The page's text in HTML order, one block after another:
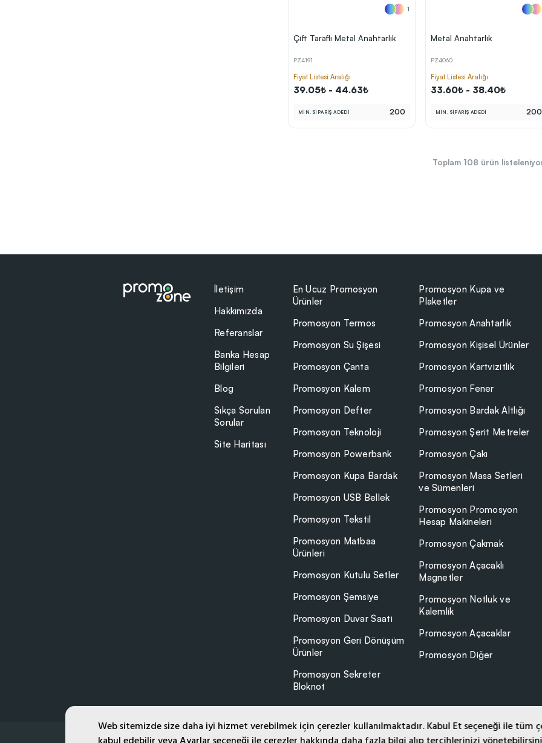
Web sitemizde size daha iyi hizmet verebilmek için çerezler kullanılmaktadır. Kabul Et seçeneği ile tüm
1
Çift Taraflı Metal Anahtarlık
PZ4191
Fiyat Listesi Aralığı
39.05₺ - 44.63₺
MİN. SİPARİŞ ADEDİ 200
Metal Anahtarlık
PZ4060
Fiyat Listesi Aralığı
33.60₺ - 38.40₺
MİN. SİPARİŞ ADEDİ 200
Toplam 108 ürün
İletişim
Hakkımızda
Referanslar
Banka Hesap
Bilgileri
Blog
Sıkça Sorulan
Sorular
Site Haritası
En Ucuz Promosyon
Ürünler
Promosyon Termos
Promosyon Su Şişesi
Promosyon Çanta
Promosyon Kalem
Promosyon Defter
Promosyon Teknoloji
Promosyon Powerbank
Promosyon Kupa Bardak
Promosyon USB Bellek
Promosyon Tekstil
Promosyon Matbaa
Ürünleri
Promosyon Kutulu Setler
Promosyon Şemsiye
Promosyon Duvar Saati
Promosyon Geri Dönüşüm
Ürünler
Promosyon Sekreter
Bloknot
Promosyon Kupa ve
Plaketler
Promosyon Anahtarlık
Promosyon Kişisel Ürünler
Promosyon Kartvizitlik
Promosyon Fener
Promosyon Bardak Altlığı
Promosyon Şerit Metreler
Promosyon Çakı
Promosyon Masa Setleri
ve Sümenleri
Promosyon Promosyon
Hesap Makineleri
Promosyon Çakmak
Promosyon Açacaklı
Magnetler
Promosyon Notluk ve
Kalemlik
Promosyon Açacaklar
Promosyon Diğer